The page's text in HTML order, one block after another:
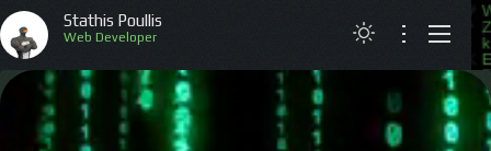
Stathis Poullis
Web Developer
ΑΡΧΙΚΗ
ΒΙΟΓΡΑΦΙΚΟ